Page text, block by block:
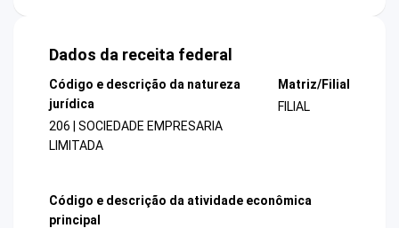
Dados da receita federal
Código e descrição da natureza
jurídica
206 | SOCIEDADE EMPRESARIA
LIMITADA
Matriz/Filial
FILIAL
Código e descrição da atividade econômica
principal